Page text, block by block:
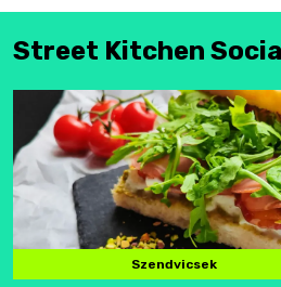
Street Kitchen
Szendvicsek